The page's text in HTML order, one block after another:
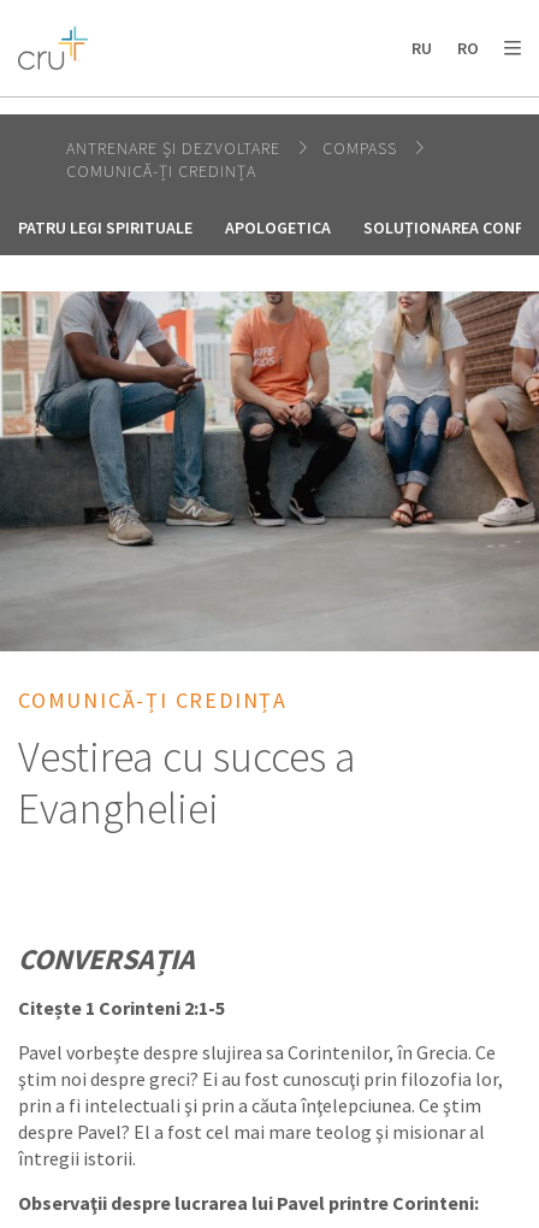
AFRICA
AMERICA / CARIBBEAN
OCEANIA
RU RO
ANTRENARE ȘI DEZVOLTARE
COMPASS
COMUNICĂ-ȚI CREDINȚA
PATRU LEGI SPIRITUALE APOLOGETICA SOLUŢIONAREA
COMUNICĂ-ȚI CREDINȚA
Vestirea cu succes a
Evangheliei
CONVERSAȚIA
Citește 1 Corinteni 2:1-5
Pavel vorbeşte despre slujirea sa Corintenilor, în Grecia. Ce
ştim noi despre greci? Ei au fost cunoscuţi prin filozofia lor,
prin a fi intelectuali şi prin a căuta înţelepciunea. Ce ştim
despre Pavel? El a fost cel mai mare teolog şi misionar al
întregii istorii.
Observaţii despre lucrarea lui Pavel printre Corinteni: